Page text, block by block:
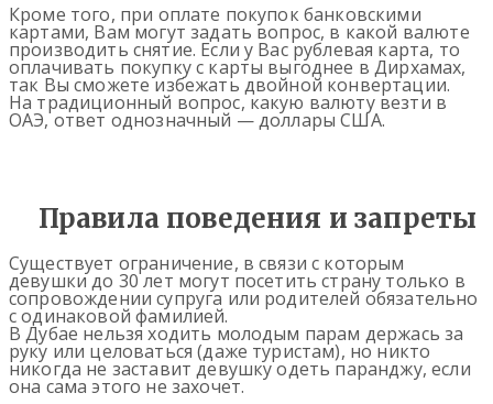
Кроме того, при оплате покупок банковскими
картами, Вам могут задать вопрос, в какой валюте
производить снятие. Если у Вас рублевая карта, то
оплачивать покупку с карты выгоднее в Дирхамах,
так Вы сможете избежать двойной конвертации.
На традиционный вопрос, какую валюту везти в
ОАЭ, ответ однозначный — доллары США.
Правила поведения и запреты
Существует ограничение, в связи с которым
девушки до 30 лет могут посетить страну только в
сопровождении супруга или родителей обязательно
c одинаковой фамилией.
В Дубае нельзя ходить молодым парам держась за
руку или целоваться (даже туристам), но никто
никогда не заставит девушку одеть паранджу, если
она сама этого не захочет.